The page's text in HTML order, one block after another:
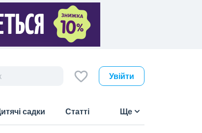
Увійти
садки Статті Ще